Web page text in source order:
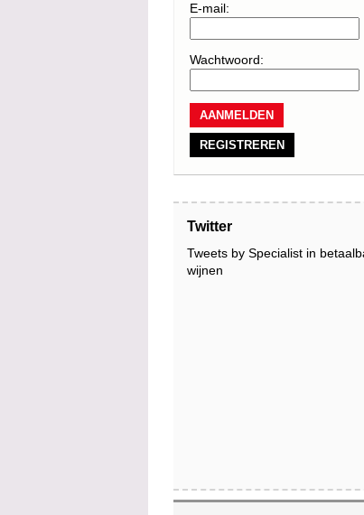
E-mail:
Wachtwoord:
REGISTREREN
Twitter
Tweets by Specialist in
wijnen